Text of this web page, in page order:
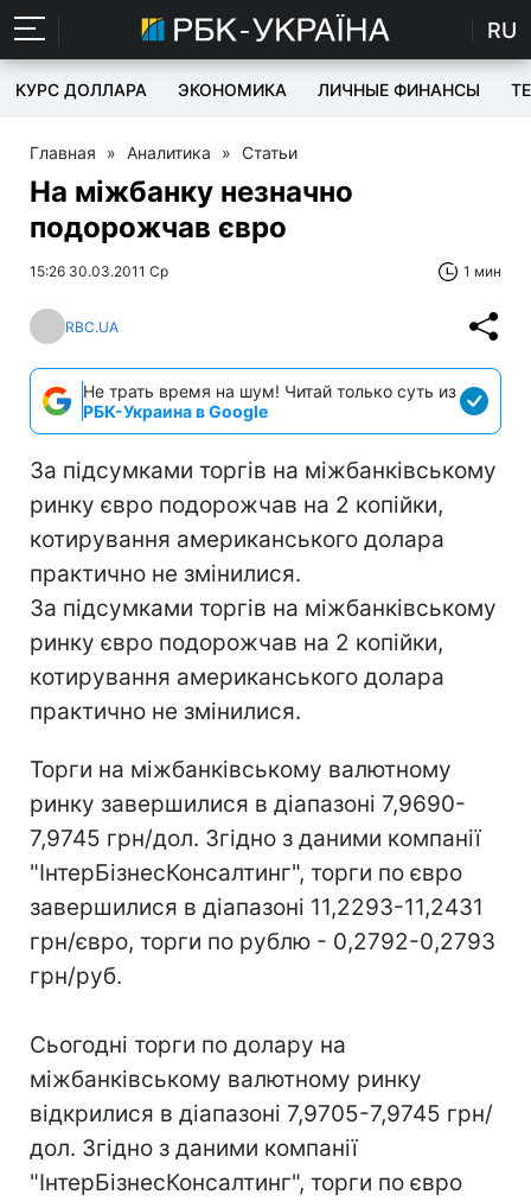
RU
КУРС ДОЛЛАРА ЭКОНОМИКА ЛИЧНЫЕ ФИНАНСЫ
Главная » Аналитика » Статьи
На міжбанку незначно
подорожчав євро
15:26 30.03.2011 Ср 1 мин
RBC.UA
Не трать время на шум! Читай только суть из
РБК-Украина в Google
За підсумками торгів на міжбанківському
ринку євро подорожчав на 2 копійки,
котирування американського долара
практично не змінилися.
За підсумками торгів на міжбанківському
ринку євро подорожчав на 2 копійки,
котирування американського долара
практично не змінилися.
Торги на міжбанківському валютному
ринку завершилися в діапазоні 7,9690-
7,9745 грн/дол. Згідно з даними компанії
"ІнтерБізнесКонсалтинг", торги по євро
завершилися в діапазоні 11,2293-11,2431
грн/євро, торги по рублю - 0,2792-0,2793
грн/руб.
Сьогодні торги по долару на
міжбанківському валютному ринку
відкрилися в діапазоні 7,9705-7,9745 грн/
дол. Згідно з даними компанії
"ІнтерБізнесКонсалтинг", торги по євро